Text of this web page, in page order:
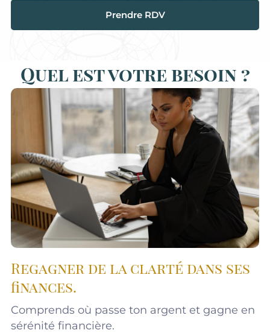
Prendre RDV
Quel est votre besoin ?
Regagner de la clarté dans ses
finances.
Comprends où passe ton argent et gagne en
sérénité financière.